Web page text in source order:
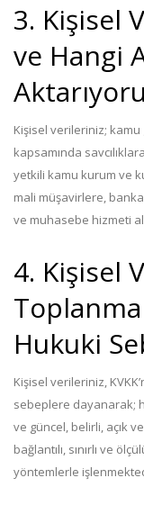
3. Kişisel
ve Hangi
Kişisel verileriniz;
kapsamında
yetkili kamu kurum ve
mali müşavirlere,
ve muhasebe hizmeti
4. Kişisel
Hukuki
Kişisel verileriniz,
sebeplere dayanarak;
ve güncel, belirli, açık
bağlantılı, sınırlı ve
yöntemlerle